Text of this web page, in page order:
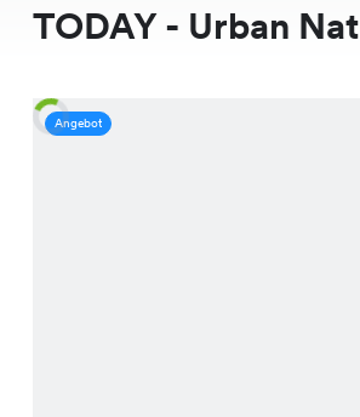
TODAY - Urban
Angebot